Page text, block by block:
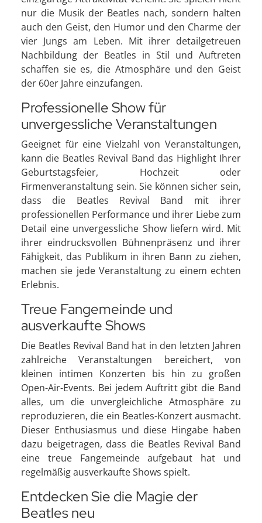
nur die Musik der Beatles nach, sondern halten
auch den Geist, den Humor und den Charme der
vier Jungs am Leben. Mit ihrer detailgetreuen
Nachbildung der Beatles in Stil und Auftreten
schaffen sie es, die Atmosphäre und den Geist
der 60er Jahre einzufangen.
Professionelle Show für
unvergessliche Veranstaltungen
Geeignet für eine Vielzahl von Veranstaltungen,
kann die Beatles Revival Band das Highlight Ihrer
Geburtstagsfeier, Hochzeit oder
Firmenveranstaltung sein. Sie können sicher sein,
dass die Beatles Revival Band mit ihrer
professionellen Performance und ihrer Liebe zum
Detail eine unvergessliche Show liefern wird. Mit
ihrer eindrucksvollen Bühnenpräsenz und ihrer
Fähigkeit, das Publikum in ihren Bann zu ziehen,
machen sie jede Veranstaltung zu einem echten
Erlebnis.
Treue Fangemeinde und
ausverkaufte Shows
Die Beatles Revival Band hat in den letzten Jahren
zahlreiche Veranstaltungen bereichert, von
kleinen intimen Konzerten bis hin zu großen
Open-Air-Events. Bei jedem Auftritt gibt die Band
alles, um die unvergleichliche Atmosphäre zu
reproduzieren, die ein Beatles-Konzert ausmacht.
Dieser Enthusiasmus und diese Hingabe haben
dazu beigetragen, dass die Beatles Revival Band
eine treue Fangemeinde aufgebaut hat und
regelmäßig ausverkaufte Shows spielt.
Entdecken Sie die Magie der
Beatles neu